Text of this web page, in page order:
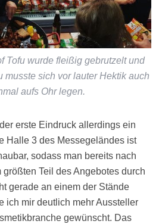
Tofu wurde fleißig gebrutzelt und
musste sich vor lauter Hektik auch
aufs Ohr legen.
erste Eindruck allerdings ein
Halle 3 des Messegeländes ist
sodass man bereits nach
größten Teil des Angebotes durch
gerade an einem der Stände
ich mir deutlich mehr Aussteller
gewünscht. Das